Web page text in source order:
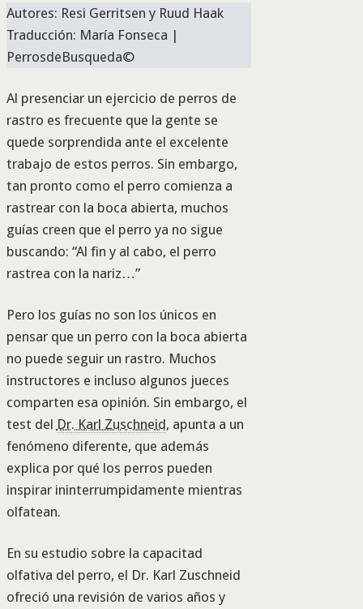
Autores: Resi Gerritsen y Ruud Haak
Traducción: María Fonseca |
PerrosdeBusqueda©
Al presenciar un ejercicio de perros de
rastro es frecuente que la gente se
quede sorprendida ante el excelente
trabajo de estos perros. Sin embargo,
tan pronto como el perro comienza a
rastrear con la boca abierta, muchos
guías creen que el perro ya no sigue
buscando: “Al fin y al cabo, el perro
rastrea con la nariz…”
Pero los guías no son los únicos en
pensar que un perro con la boca abierta
no puede seguir un rastro. Muchos
instructores e incluso algunos jueces
comparten esa opinión. Sin embargo, el
test del Dr. Karl Zuschneid, apunta a un
fenómeno diferente, que además
explica por qué los perros pueden
inspirar ininterrumpidamente mientras
olfatean.
En su estudio sobre la capacitad
olfativa del perro, el Dr. Karl Zuschneid
ofreció una revisión de varios años y